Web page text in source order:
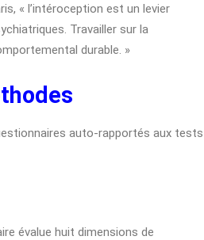
« l’intéroception est un levier
Travailler sur la
durable. »
auto-rapportés aux tests
évalue huit dimensions de